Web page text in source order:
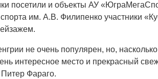
посетили и объекты АУ
им. А.В. Филипенко участники
не очень популярен, но,
интересное место и прекрасный
Фараго.